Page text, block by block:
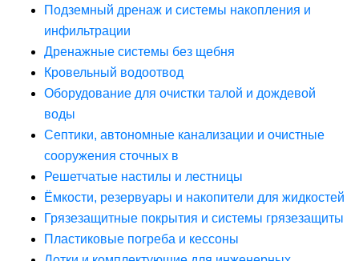
Подземный дренаж и системы накопления и
инфильтрации
Дренажные системы без щебня
Кровельный водоотвод
Оборудование для очистки талой и дождевой
воды
Септики, автономные канализации и очистные
сооружения сточных в
Решетчатые настилы и лестницы
Ёмкости, резервуары и накопители для жидкостей
Грязезащитные покрытия и системы грязезащиты
Пластиковые погреба и кессоны